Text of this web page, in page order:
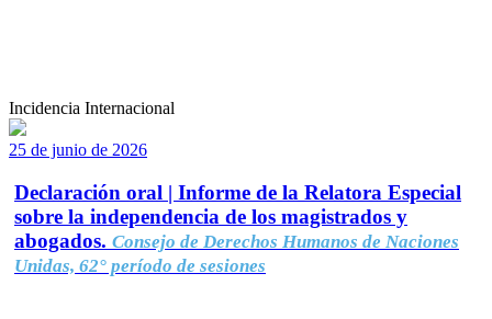
Incidencia Internacional
25 de junio de 2026
Declaración oral | Informe de la Relatora Especial
sobre la independencia de los magistrados y
abogados. Consejo de Derechos Humanos de Naciones
Unidas, 62° período de sesiones